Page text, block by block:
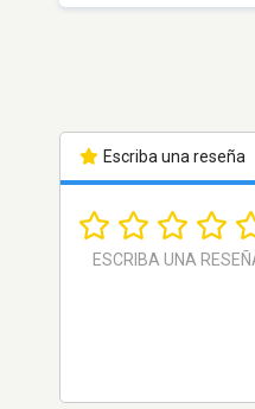
Escriba una reseña